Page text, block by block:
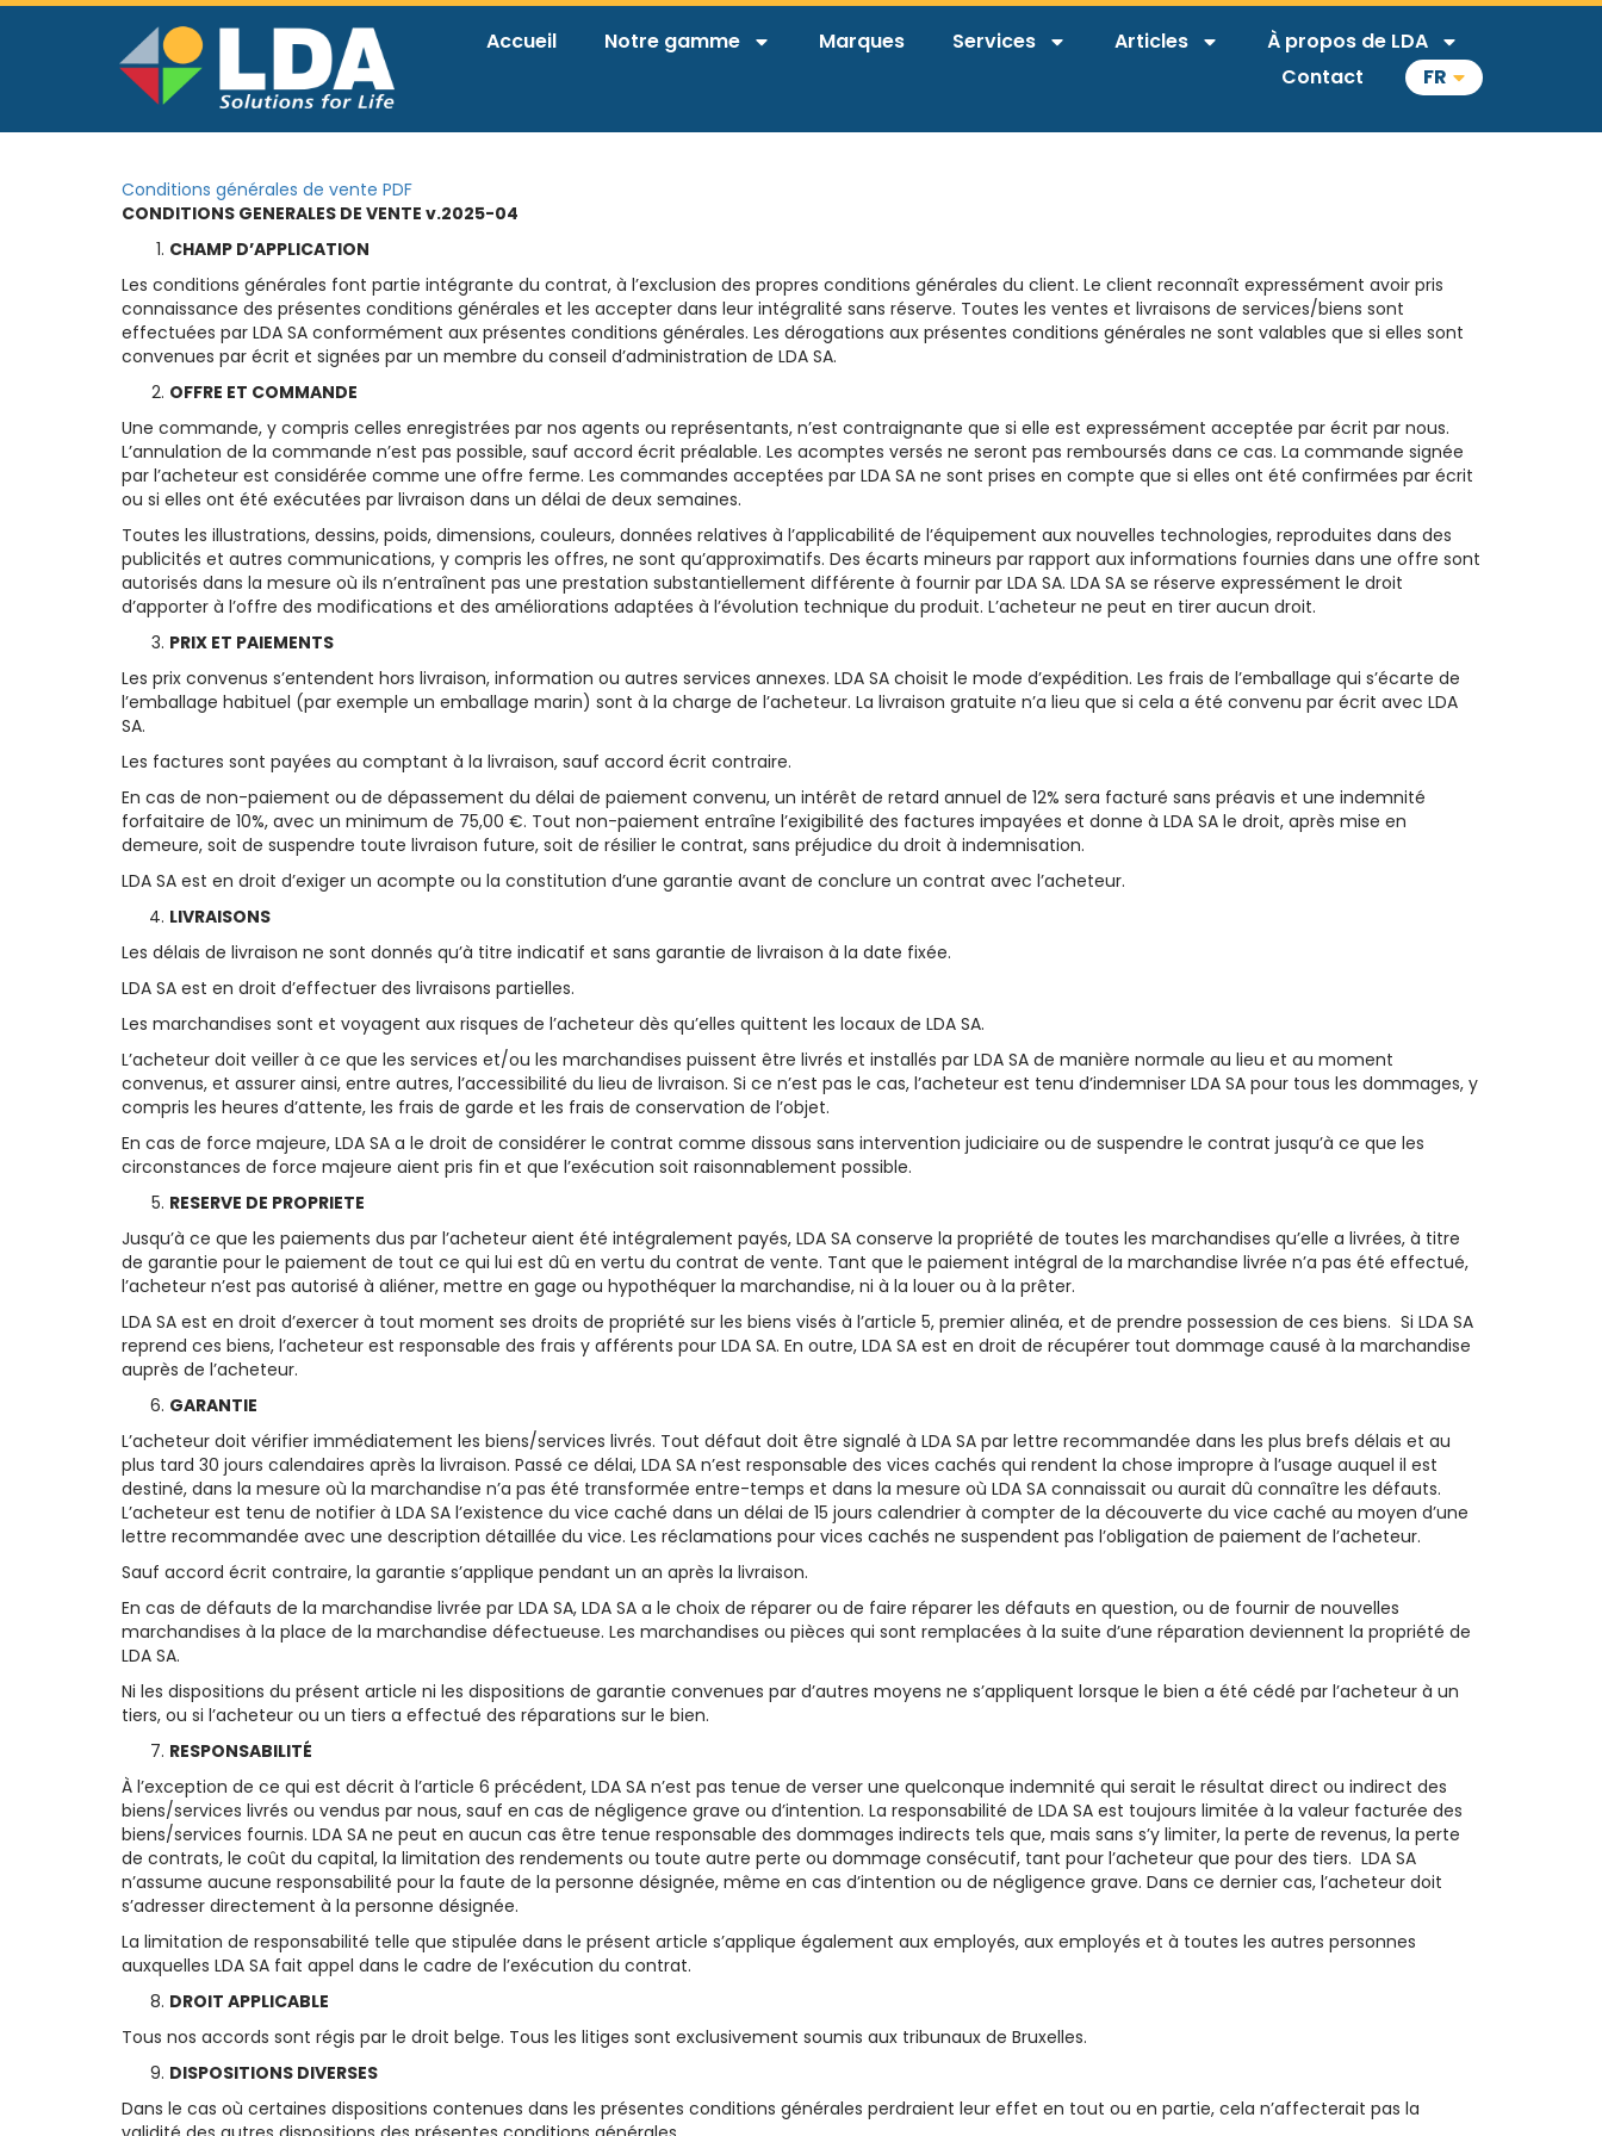
Accueil Notre gamme Marques Services Articles
À propos de LDA
Contact
FR
Conditions générales de vente PDF
CONDITIONS GENERALES DE VENTE v.2025-04
CHAMP D’APPLICATION
Les conditions générales font partie intégrante du contrat, à l’exclusion des propres conditions générales du client. Le client reconnaît expressément avoir pris
connaissance des présentes conditions générales et les accepter dans leur intégralité sans réserve. Toutes les ventes et livraisons de services/biens sont
effectuées par LDA SA conformément aux présentes conditions générales. Les dérogations aux présentes conditions générales ne sont valables que si elles sont
convenues par écrit et signées par un membre du conseil d’administration de LDA SA.
OFFRE ET COMMANDE
Une commande, y compris celles enregistrées par nos agents ou représentants, n’est contraignante que si elle est expressément acceptée par écrit par nous.
L’annulation de la commande n’est pas possible, sauf accord écrit préalable. Les acomptes versés ne seront pas remboursés dans ce cas. La commande signée
par l’acheteur est considérée comme une offre ferme. Les commandes acceptées par LDA SA ne sont prises en compte que si elles ont été confirmées par écrit
ou si elles ont été exécutées par livraison dans un délai de deux semaines.
Toutes les illustrations, dessins, poids, dimensions, couleurs, données relatives à l’applicabilité de l’équipement aux nouvelles technologies, reproduites dans des
publicités et autres communications, y compris les offres, ne sont qu’approximatifs. Des écarts mineurs par rapport aux informations fournies dans une offre sont
autorisés dans la mesure où ils n’entraînent pas une prestation substantiellement différente à fournir par LDA SA. LDA SA se réserve expressément le droit
d’apporter à l’offre des modifications et des améliorations adaptées à l’évolution technique du produit. L’acheteur ne peut en tirer aucun droit.
PRIX ET PAIEMENTS
Les prix convenus s’entendent hors livraison, information ou autres services annexes. LDA SA choisit le mode d’expédition. Les frais de l’emballage qui s’écarte de
l’emballage habituel (par exemple un emballage marin) sont à la charge de l’acheteur. La livraison gratuite n’a lieu que si cela a été convenu par écrit avec LDA
SA.
Les factures sont payées au comptant à la livraison, sauf accord écrit contraire.
En cas de non-paiement ou de dépassement du délai de paiement convenu, un intérêt de retard annuel de 12% sera facturé sans préavis et une indemnité
forfaitaire de 10%, avec un minimum de 75,00 €. Tout non-paiement entraîne l’exigibilité des factures impayées et donne à LDA SA le droit, après mise en
demeure, soit de suspendre toute livraison future, soit de résilier le contrat, sans préjudice du droit à indemnisation.
LDA SA est en droit d’exiger un acompte ou la constitution d’une garantie avant de conclure un contrat avec l’acheteur.
LIVRAISONS
Les délais de livraison ne sont donnés qu’à titre indicatif et sans garantie de livraison à la date fixée.
LDA SA est en droit d’effectuer des livraisons partielles.
Les marchandises sont et voyagent aux risques de l’acheteur dès qu’elles quittent les locaux de LDA SA.
L’acheteur doit veiller à ce que les services et/ou les marchandises puissent être livrés et installés par LDA SA de manière normale au lieu et au moment
convenus, et assurer ainsi, entre autres, l’accessibilité du lieu de livraison. Si ce n’est pas le cas, l’acheteur est tenu d’indemniser LDA SA pour tous les dommages, y
compris les heures d’attente, les frais de garde et les frais de conservation de l’objet.
En cas de force majeure, LDA SA a le droit de considérer le contrat comme dissous sans intervention judiciaire ou de suspendre le contrat jusqu’à ce que les
circonstances de force majeure aient pris fin et que l’exécution soit raisonnablement possible.
RESERVE DE PROPRIETE
Jusqu’à ce que les paiements dus par l’acheteur aient été intégralement payés, LDA SA conserve la propriété de toutes les marchandises qu’elle a livrées, à titre
de garantie pour le paiement de tout ce qui lui est dû en vertu du contrat de vente. Tant que le paiement intégral de la marchandise livrée n’a pas été effectué,
l’acheteur n’est pas autorisé à aliéner, mettre en gage ou hypothéquer la marchandise, ni à la louer ou à la prêter.
LDA SA est en droit d’exercer à tout moment ses droits de propriété sur les biens visés à l’article 5, premier alinéa, et de prendre possession de ces biens. Si LDA SA
reprend ces biens, l’acheteur est responsable des frais y afférents pour LDA SA. En outre, LDA SA est en droit de récupérer tout dommage causé à la marchandise
auprès de l’acheteur.
GARANTIE
L’acheteur doit vérifier immédiatement les biens/services livrés. Tout défaut doit être signalé à LDA SA par lettre recommandée dans les plus brefs délais et au
plus tard 30 jours calendaires après la livraison. Passé ce délai, LDA SA n’est responsable des vices cachés qui rendent la chose impropre à l’usage auquel il est
destiné, dans la mesure où la marchandise n’a pas été transformée entre-temps et dans la mesure où LDA SA connaissait ou aurait dû connaître les défauts.
L’acheteur est tenu de notifier à LDA SA l’existence du vice caché dans un délai de 15 jours calendrier à compter de la découverte du vice caché au moyen d’une
lettre recommandée avec une description détaillée du vice. Les réclamations pour vices cachés ne suspendent pas l’obligation de paiement de l’acheteur.
Sauf accord écrit contraire, la garantie s’applique pendant un an après la livraison.
En cas de défauts de la marchandise livrée par LDA SA, LDA SA a le choix de réparer ou de faire réparer les défauts en question, ou de fournir de nouvelles
marchandises à la place de la marchandise défectueuse. Les marchandises ou pièces qui sont remplacées à la suite d’une réparation deviennent la propriété de
LDA SA.
Ni les dispositions du présent article ni les dispositions de garantie convenues par d’autres moyens ne s’appliquent lorsque le bien a été cédé par l’acheteur à un
tiers, ou si l’acheteur ou un tiers a effectué des réparations sur le bien.
RESPONSABILITÉ
À l’exception de ce qui est décrit à l’article 6 précédent, LDA SA n’est pas tenue de verser une quelconque indemnité qui serait le résultat direct ou indirect des
biens/services livrés ou vendus par nous, sauf en cas de négligence grave ou d’intention. La responsabilité de LDA SA est toujours limitée à la valeur facturée des
biens/services fournis. LDA SA ne peut en aucun cas être tenue responsable des dommages indirects tels que, mais sans s’y limiter, la perte de revenus, la perte
de contrats, le coût du capital, la limitation des rendements ou toute autre perte ou dommage consécutif, tant pour l’acheteur que pour des tiers. LDA SA
n’assume aucune responsabilité pour la faute de la personne désignée, même en cas d’intention ou de négligence grave. Dans ce dernier cas, l’acheteur doit
s’adresser directement à la personne désignée.
La limitation de responsabilité telle que stipulée dans le présent article s’applique également aux employés, aux employés et à toutes les autres personnes
auxquelles LDA SA fait appel dans le cadre de l’exécution du contrat.
DROIT APPLICABLE
Tous nos accords sont régis par le droit belge. Tous les litiges sont exclusivement soumis aux tribunaux de Bruxelles.
DISPOSITIONS DIVERSES
Dans le cas où certaines dispositions contenues dans les présentes conditions générales perdraient leur effet en tout ou en partie, cela n’affecterait pas la